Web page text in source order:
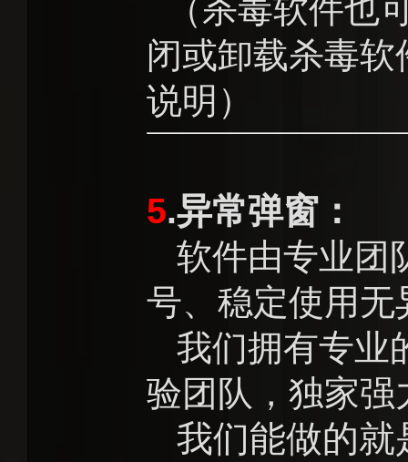
（杀毒软件也
闭或卸载杀毒
说明）
5.异常弹窗：
软件由专业团
号、稳定使用
我们拥有专业
验团队，独家
我们能做的就